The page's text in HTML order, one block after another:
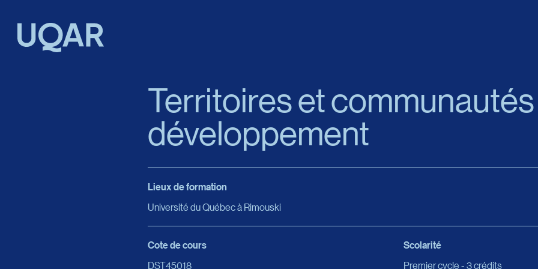
Taille du texte
Réinitialiser les paramètres
Territoires et
développement
Lieux de formation
Université du Québec à Rimouski
Cote de cours
DST45018
Scolarité
Premier cycle - 3 crédits